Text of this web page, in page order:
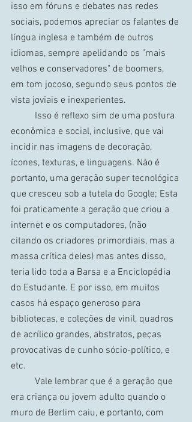
isso em fóruns e debates nas redes
sociais, podemos apreciar os falantes de
língua inglesa e também de outros
idiomas, sempre apelidando os "mais
velhos e conservadores" de boomers,
em tom jocoso, segundo seus pontos de
vista joviais e inexperientes.
econômica e social, inclusive, que vai
incidir nas imagens de decoração,
ícones, texturas, e linguagens. Não é
portanto, uma geração super tecnológica
que cresceu sob a tutela do Google; Esta
foi praticamente a geração que criou a
internet e os computadores, (não
citando os criadores primordiais, mas a
massa crítica deles) mas antes disso,
teria lido toda a Barsa e a Enciclopédia
do Estudante. E por isso, em muitos
casos há espaço generoso para
bibliotecas, e coleções de vinil, quadros
de acrílico grandes, abstratos, peças
provocativas de cunho sócio-político, e
etc.
era criança ou jovem adulto quando o
muro de Berlim caiu, e portanto, com